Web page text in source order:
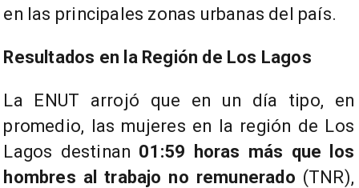
en las principales zonas urbanas del país.
Resultados en la Región de Los Lagos
La ENUT arrojó que en un día tipo, en
promedio, las mujeres en la región de Los
Lagos destinan 01:59 horas más que los
hombres al trabajo no remunerado (TNR),